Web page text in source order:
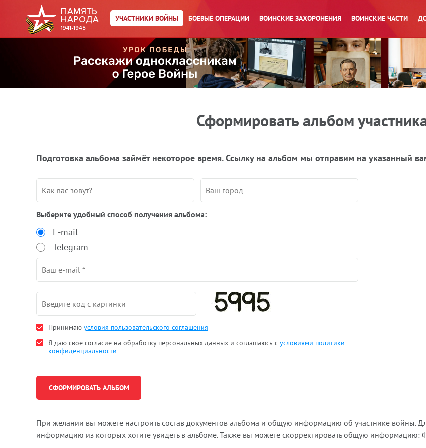
УЧАСТНИКИ ВОЙНЫ БОЕВЫЕ ОПЕРАЦИИ ВОИНСКИЕ ЗАХОРОНЕНИЯ ВОИНСКИЕ ЧАСТИ
Сформировать альбом
Подготовка альбома займёт некоторое время. Ссылку на альбом мы отправим на указанный
Выберите удобный способ получения альбома:
E-mail
Telegram
Принимаю условия пользовательского соглашения
Я даю свое согласие на обработку персональных данных и соглашаюсь с условиями политики
конфиденциальности
При желании вы можете настроить состав документов альбома и общую информацию об участнике войны.
информацию из которых хотите увидеть в альбоме. Также вы можете скорректировать общую информацию: